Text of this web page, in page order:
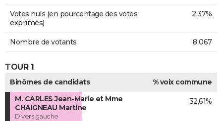
Votes nuls (en pourcentage des votes
exprimés)
2,37%
Nombre de votants 8 067
TOUR 1
Binômes de candidats
% voix commune
M. CARLES Jean-Marie et Mme
CHAIGNEAU Martine
Divers gauche
32,61%